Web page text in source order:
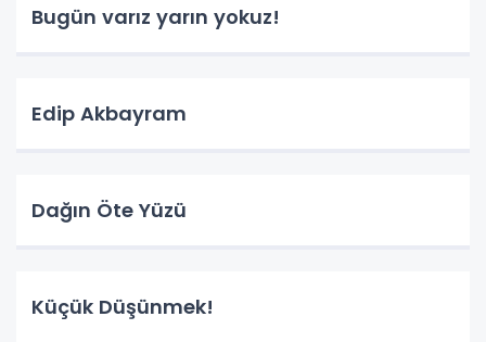
Bugün varız yarın yokuz!
Edip Akbayram
Dağın Öte Yüzü
Küçük Düşünmek!